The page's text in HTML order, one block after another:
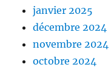
janvier 2025
décembre 2024
novembre 2024
octobre 2024